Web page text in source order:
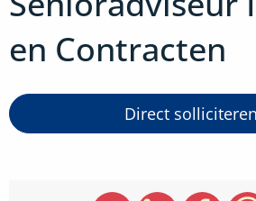
en Contracten
Direct solliciteren